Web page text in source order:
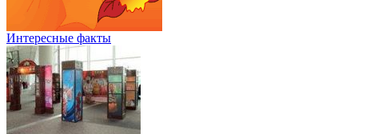
Интересные факты